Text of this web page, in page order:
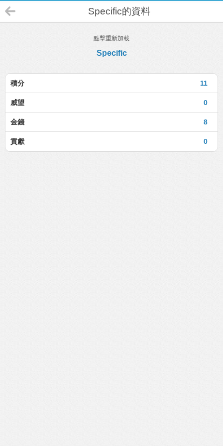
Specific的資料
點擊重新加載
Specific
11
積分
0
威望
8
金錢
0
貢獻